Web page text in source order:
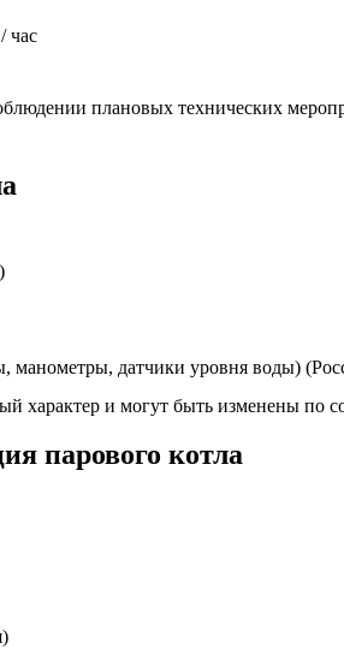
час
плановых технических
манометры, датчики уровня воды)
характер и могут быть изменены по
парового котла